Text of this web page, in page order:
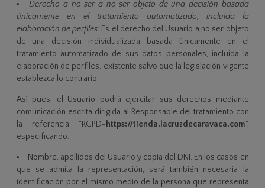
Derecho a no ser a no ser objeto de una decisión basada
únicamente en el tratamiento automatizado, incluida la
elaboración de perfiles: Es el derecho del Usuario a no ser objeto
de una decisión individualizada basada únicamente en el
tratamiento automatizado de sus datos personales, incluida la
elaboración de perfiles, existente salvo que la legislación vigente
establezca lo contrario.
Así pues, el Usuario podrá ejercitar sus derechos mediante
comunicación escrita dirigida al Responsable del tratamiento con
la referencia "RGPD-https://tienda.lacruzdecaravaca.com",
especificando:
Nombre, apellidos del Usuario y copia del DNI. En los casos en
que se admita la representación, será también necesaria la
identificación por el mismo medio de la persona que representa